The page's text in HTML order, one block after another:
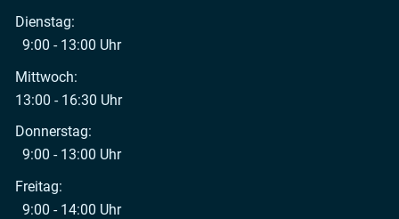
Dienstag:
9:00 - 13:00 Uhr
Mittwoch:
13:00 - 16:30 Uhr
Donnerstag:
9:00 - 13:00 Uhr
Freitag:
9:00 - 14:00 Uhr